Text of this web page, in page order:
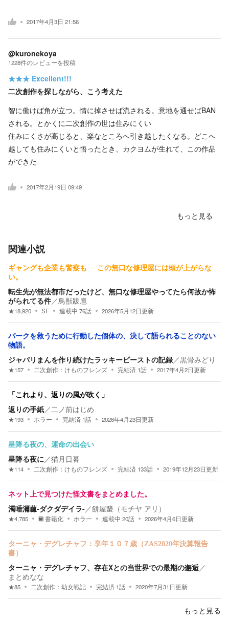
2017年4月3日 21:56
@kuronekoya
1228件のレビューを投稿
★★★ Excellent!!!
二次創作を探しながら、こう考えた
智に働けば角が立つ。情に掉させば流される。意地を通せばBAN
される。とかくに二次創作の世は住みにくい
住みにくさが高じると、楽なところへ引き越したくなる。どこへ
越しても住みにくいと悟ったとき、カクヨムが生れて、この作品
ができた
2017年2月19日 09:49
もっと見る
関連小説
ギャングも企業も警察も──この無口な修理屋には頭が上がらな
い。
転生先が無法都市だったけど、無口な修理屋やってたら何故か怖
がられてる件／鳥獣跋扈
★18,920 SF 連載中 76話 2026年5月12日更新
パークを救うために行動した個体の、決して語られることのない
物語。
ジャパリまんを作り続けたラッキービーストの記録／黒骨みどり
★157 二次創作： けものフレンズ 完結済 1話 2017年4月2日更新
「これより、返りの風が吹く」
返りの手紙／ 二ノ前はじめ
★193 ホラー 完結済 1話 2026年4月23日更新
星降る夜の、運命の出会い
星降る夜に ／猫月日暮
★114 二次創作： けものフレンズ 完結済 133話 2019年12月23日更新
ネット上で見つけた怪文書をまとめました。
濁唾濔蓏-ダクダデイラ-／餅屋䖸（モチヤ アリ）
★4,785 書籍化 ホラー 連載中 20話 2026年4月6日更新
ターニャ・デグレチャフ：享年１０７歳（ZAS2020年決算報告
書）
ターニャ・デグレチャフ、存在Xとの当世界での最期の邂逅／
まとめなな
★85 二次創作： 幼女戦記 完結済 1話 2020年7月31日更新
もっと見る